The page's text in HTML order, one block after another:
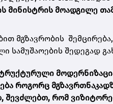
მინისტრის მოადგილე
მგზავრობის
სამუშაოების შედეგად
როგორც
შევძლებთ, რომ